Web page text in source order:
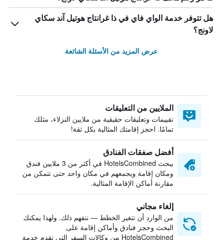
هل تتوفر خدمة الواي فاي في ذا غرانتاج هوتيل آند سكاي
لاونج؟
عرض المزيد من الأسئلة الشائعة
الملايين من التعليقات
تقييمات وتعليقات حقيقية من ملايين النزلاء، مثلك
تمامًا. احجز إقامتك المثالية بكل ثقة!
أفضل صفقات الفنادق
يبحث HotelsCombined في أكثر من 3 ملايين فندق
ومكان إقامة ويجمعهم في مكان واحد حتى تتمكن من
مقارنة أماكن الإقامة المثالية.
إلغاء مجاني
من الوارد أن تتغير الخطط — نتفهم ذلك. ولهذا يمكنك
البحث وحجز فنادق وأماكن إقامة على
HotelsCombined من وكالات السفر التي تقدم خدمة